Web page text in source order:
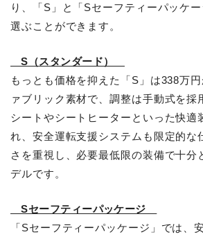
り、「S」と「Sセーフティーパッケ
選ぶことができます。
S（スタンダード）
もっとも価格を抑えた「S」は338万
ァブリック素材で、調整は手動式を採
シートやシートヒーターといった快適
れ、安全運転支援システムも限定的な
さを重視し、必要最低限の装備で十分
デルです。
Sセーフティーパッケージ
「Sセーフティーパッケージ」では、